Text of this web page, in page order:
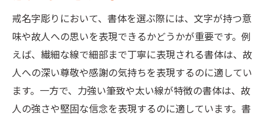
戒名字彫りにおいて、書体を選ぶ際には、文字が持つ意
味や故人への思いを表現できるかどうかが重要です。例
えば、繊細な線で細部まで丁寧に表現される書体は、故
人への深い尊敬や感謝の気持ちを表現するのに適してい
ます。一方で、力強い筆致や太い線が特徴の書体は、故
人の強さや堅固な信念を表現するのに適しています。書